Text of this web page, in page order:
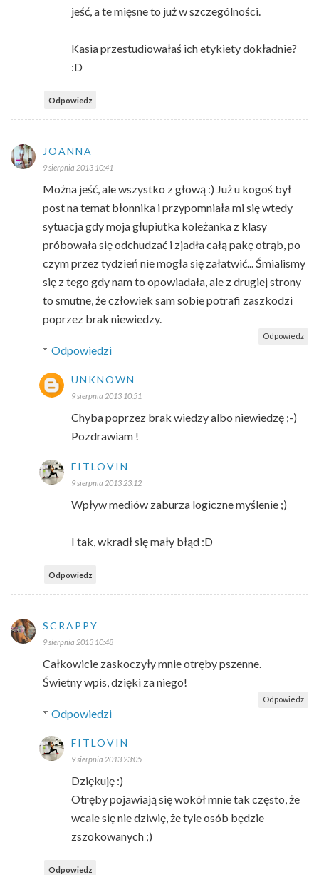
jeść, a te mięsne to już w szczególności.
Kasia przestudiowałaś ich etykiety dokładnie?
:D
Odpowiedz
JOANNA
9 sierpnia 2013 10:41
Można jeść, ale wszystko z głową :) Już u kogoś był
post na temat błonnika i przypomniała mi się wtedy
sytuacja gdy moja głupiutka koleżanka z klasy
próbowała się odchudzać i zjadła całą pakę otrąb, po
czym przez tydzień nie mogła się załatwić... Śmialismy
się z tego gdy nam to opowiadała, ale z drugiej strony
to smutne, że człowiek sam sobie potrafi zaszkodzi
poprzez brak niewiedzy.
Odpowiedz
Odpowiedzi
UNKNOWN
9 sierpnia 2013 10:51
Chyba poprzez brak wiedzy albo niewiedzę ;-)
Pozdrawiam !
FITLOVIN
9 sierpnia 2013 23:12
Wpływ mediów zaburza logiczne myślenie ;)
I tak, wkradł się mały błąd :D
Odpowiedz
SCRAPPY
9 sierpnia 2013 10:48
Całkowicie zaskoczyły mnie otręby pszenne.
Świetny wpis, dzięki za niego!
Odpowiedz
Odpowiedzi
FITLOVIN
9 sierpnia 2013 23:05
Dziękuję :)
Otręby pojawiają się wokół mnie tak często, że
wcale się nie dziwię, że tyle osób będzie
zszokowanych ;)
Odpowiedz